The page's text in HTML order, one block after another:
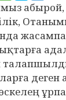
абырой,
деген